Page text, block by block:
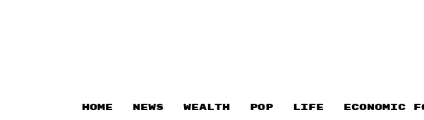
HOME NEWS WEALTH POP LIFE ECONOMIC